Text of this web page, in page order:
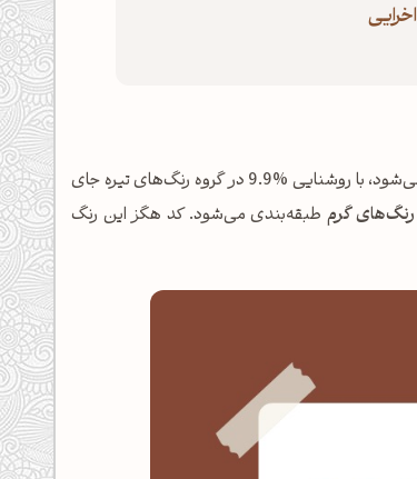
شناخته می‌شود، با روشنایی %9.9 در گروه رنگ‌های تیره جای
رنگ‌های گرم طبقه‌بندی می‌شود. کد هگز این رنگ